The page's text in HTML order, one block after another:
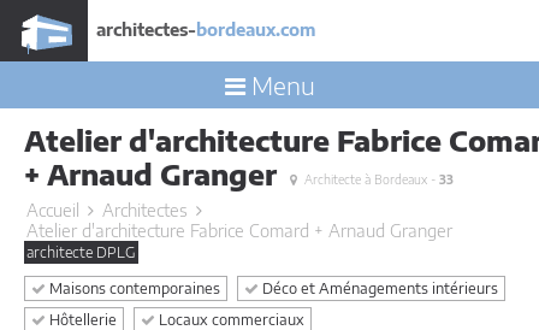
architectes- bordeaux.com
Menu
Atelier d'architecture Fabrice
+ Arnaud Granger
Architecte à Bordeaux - 33
Accueil
Architectes
Atelier d'architecture Fabrice Comard + Arnaud Granger
architecte DPLG
Maisons contemporaines
Déco et Aménagements intérieurs
Hôtellerie
Locaux commerciaux